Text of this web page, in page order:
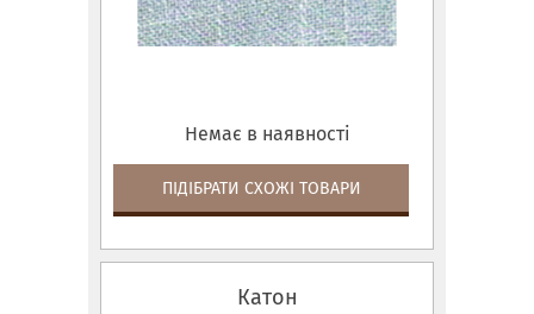
Немає в наявності
ПІДІБРАТИ СХОЖІ ТОВАРИ
Катон